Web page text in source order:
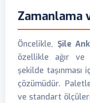
Zamanlama
Öncelikle, Şile
özellikle ağır
şekilde taşınması
çözümüdür.
ve standart